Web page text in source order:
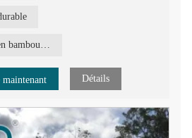
stabilité, installation rapide et facile,
Planche de terrasse en bambou haute densité
maintenant Détails